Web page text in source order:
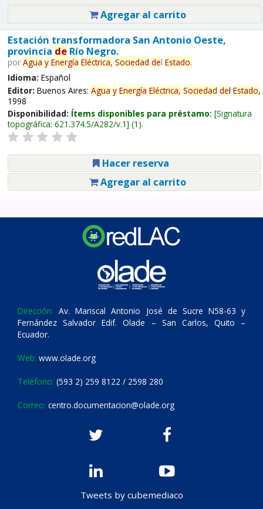
Agregar al carrito
Estación transformadora San Antonio Oeste,
provincia deRío Negro.
por Agua y Energía Eléctrica, Sociedad del Estado.
Idioma: Español
Editor: Buenos Aires: Agua y Energía Eléctrica, Sociedad del Estado,
1998
Disponibilidad: Ítems disponibles para préstamo: Signatura
topográfica: 621.374.5/A282/v.1 (1).
Hacer reserva
Agregar al carrito
Dirección: Av. Mariscal Antonio José de Sucre N58-63 y
Fernández Salvador Edif. Olade – San Carlos, Quito –
Ecuador.
Web: www.olade.org
Teléfono: (593 2) 259 8122 / 2598 280
Correo: centro.documentacion@olade.org
Tweets by cubemediaco